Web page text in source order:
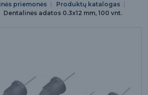
priemonės
Produktų katalogas
Dentalinės adatos 0.3x12 mm, 100 vnt.